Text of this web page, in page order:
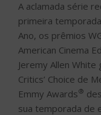
A aclamada série
primeira
Ano, os prêmios
American Cinema
Jeremy Allen
Critics’ Choice de
Emmy Awards®
sua temporada de